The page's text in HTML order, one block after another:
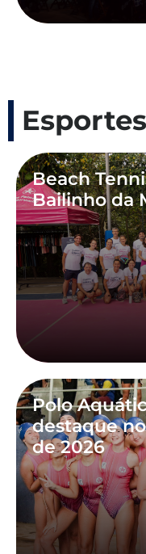
Esportes
Beach
Bailinho da
Polo
destaque
de 2026